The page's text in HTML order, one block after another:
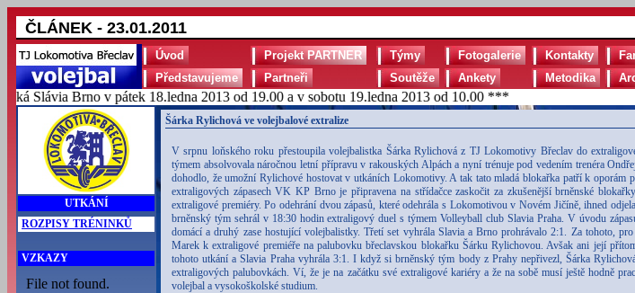
ČLÁNEK - 23.01.2011
Úvod Projekt PARTNER Týmy Fotogalerie Kontakty
Představujeme
Partneři Soutěže Ankety Metodika
Brno v pátek 18.ledna 2013 od 19.00 a v sobotu 19.ledna 2013 od 10.00 ***
UTKÁNÍ
ROZPISY TRÉNINKŮ
VZKAZY
Šárka Rylichová ve volejbalové extralize
V srpnu loňského roku přestoupila volejbalistka Šárka Rylichová z TJ Lokomotivy Břeclav do
týmem absolvovala náročnou letní přípravu v rakouských Alpách a nyní trénuje pod vedením trenéra
dohodlo, že umožní Rylichové hostovat v utkáních Lokomotivy. A tak tato mladá blokařka patří k
extraligových zápasech VK KP Brno je připravena na střídačce zaskočit za zkušenější brněnské
extraligové premiéry. Po odehrání dvou zápasů, které odehrála s Lokomotivou v Novém Jičíně, ihned
brněnský tým sehrál v 18:30 hodin extraligový duel s týmem Volleyball club Slavia Praha. V úvodu
domácí a druhý zase hostující volejbalistky. Třetí set vyhrála Slavia a Brno prohrávalo 2:1. Za tohoto,
Marek k extraligové premiéře na palubovku břeclavskou blokařku Šárku Rylichovou. Avšak ani její
tohoto utkání a Slavia Praha vyhrála 3:1. I když si brněnský tým body z Prahy nepřivezl, Šárka
extraligových palubovkách. Ví, že je na začátku své extraligové kariéry a že na sobě musí ještě hodně
volejbal a vysokoškolské studium.